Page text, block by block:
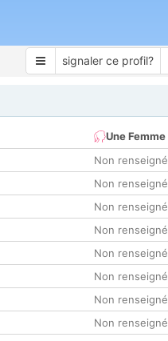
signaler ce profil?
Une Femme
Non renseigné
Non renseigné
Non renseigné
Non renseigné
Non renseigné
Non renseigné
Non renseigné
Non renseigné